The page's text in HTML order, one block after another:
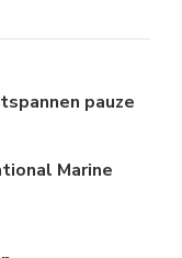
pauze
Marine